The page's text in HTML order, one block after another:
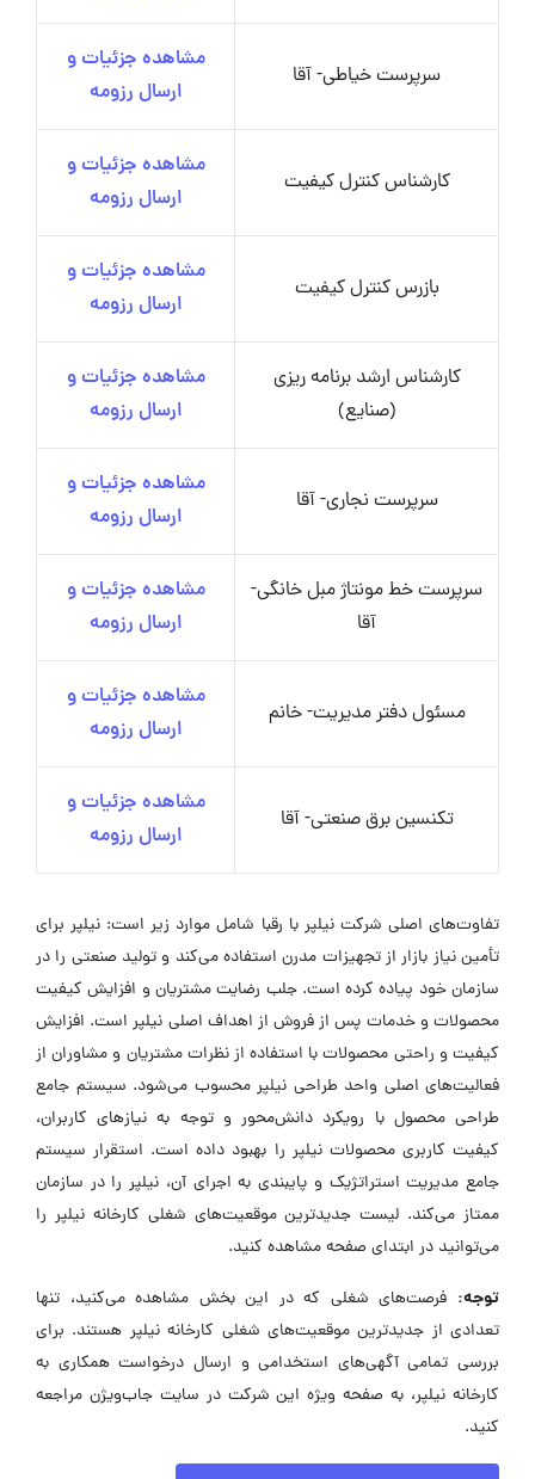
سرپرست خیاطی- آقا
مشاهده جزئیات و
ارسال رزومه
کارشناس کنترل کیفیت
مشاهده جزئیات و
ارسال رزومه
بازرس کنترل کیفیت
مشاهده جزئیات و
ارسال رزومه
کارشناس ارشد برنامه ریزی
(صنایع)
مشاهده جزئیات و
ارسال رزومه
سرپرست نجاری- آقا
مشاهده جزئیات و
ارسال رزومه
سرپرست خط مونتاژ مبل خانگی-
آقا
مشاهده جزئیات و
ارسال رزومه
مسئول دفتر مدیریت- خانم
مشاهده جزئیات و
ارسال رزومه
تکنسین برق صنعتی- آقا
مشاهده جزئیات و
ارسال رزومه
تفاوت‌های اصلی شرکت نیلپر با رقبا شامل موارد زیر است: نیلپر برای
تأمین نیاز بازار از تجهیزات مدرن استفاده می‌کند و تولید صنعتی را در
سازمان خود پیاده کرده است. جلب رضایت مشتریان و افزایش کیفیت
محصولات و خدمات پس از فروش از اهداف اصلی نیلپر است. افزایش
کیفیت و راحتی محصولات با استفاده از نظرات مشتریان و مشاوران از
فعالیت‌های اصلی واحد طراحی نیلپر محسوب می‌شود. سیستم جامع
طراحی محصول با رویکرد دانش‌محور و توجه به نیازهای کاربران،
کیفیت کاربری محصولات نیلپر را بهبود داده است. استقرار سیستم
جامع مدیریت استراتژیک و پایبندی به اجرای آن، نیلپر را در سازمان
ممتاز می‌کند. لیست جدیدترین موقعیت‌های شغلی کارخانه نیلپر را
می‌توانید در ابتدای صفحه مشاهده کنید.
توجه: فرصت‌های شغلی که در این بخش مشاهده می‌کنید، تنها
تعدادی از جدیدترین موقعیت‌های شغلی کارخانه نیلپر هستند. برای
بررسی تمامی آگهی‌های استخدامی و ارسال درخواست همکاری به
کارخانه نیلپر، به صفحه ویژه این شرکت در سایت جاب‌ویژن مراجعه
کنید.